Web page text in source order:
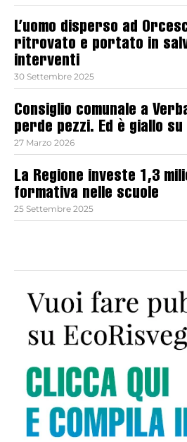
L’uomo disperso ad
ritrovato e portato in
interventi
30 Settembre 2025
Consiglio comunale a
perde pezzi. Ed è giallo
27 Marzo 2026
La Regione investe 1,3
formativa nelle scuole
25 Settembre 2025